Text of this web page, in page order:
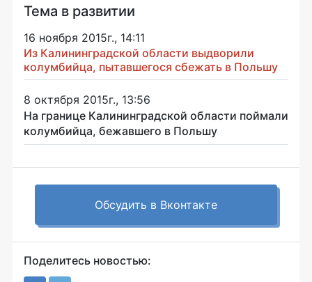
Тема в развитии
16 ноября 2015г., 14:11
Из Калининградской области выдворили
колумбийца, пытавшегося сбежать в Польшу
8 октября 2015г., 13:56
На границе Калининградской области поймали
колумбийца, бежавшего в Польшу
Обсудить в Вконтакте
Поделитесь новостью: